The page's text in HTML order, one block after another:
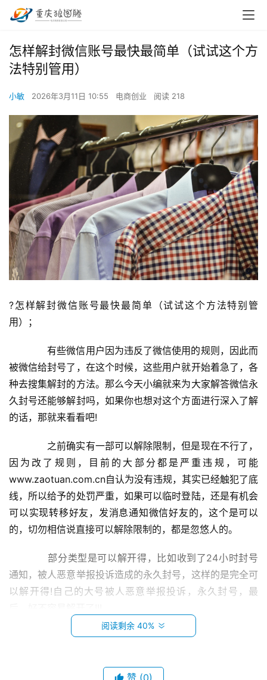
怎样解封微信账号最快最简单（试试这个方
法特别管用）
小敏 2026年3月11日 10:55 电商创业 阅读 218
?怎样解封微信账号最快最简单（试试这个方法特别管
用）；
有些微信用户因为违反了微信使用的规则，因此而
被微信给封号了，在这个时候，这些用户就开始着急了，各
种去搜集解封的方法。那么今天小编就来为大家解答微信永
久封号还能够解封吗，如果你也想对这个方面进行深入了解
的话，那就来看看吧!
之前确实有一部可以解除限制，但是现在不行了，
因为改了规则，目前的大部分都是严重违规，可能
www.zaotuan.com.cn自认为没有违规，其实已经触犯了底
线，所以给予的处罚严重，如果可以临时登陆，还是有机会
可以实现转移好友，发消息通知微信好友的，这个是可以
的，切勿相信说直接可以解除限制的，都是忽悠人的。
部分类型是可以解开得，比如收到了24小时封号
通知，被人恶意举报投诉造成的永久封号，这样的是完全可
以解开得!自己的大号被人恶意举报投诉，永久封号，最
怎么解封?
1、同一微信号每月只能解封5次，且31天内只能用
阅读剩余 40%
赞 (0)